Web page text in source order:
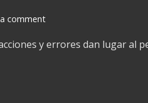
comment
y errores dan lugar al